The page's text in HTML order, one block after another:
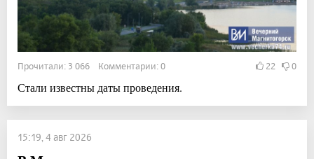
Прочитали: 3 066 Комментарии: 0 22 0
Стали известны даты проведения.
15:19, 4 авг 2026